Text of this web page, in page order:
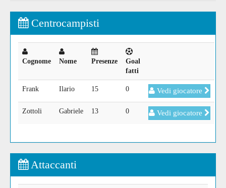
Centrocampisti
Cognome Nome Presenze
Goal
fatti
Frank Ilario 15 0 Vedi giocatore
Zottoli Gabriele 13 0 Vedi giocatore
Attaccanti